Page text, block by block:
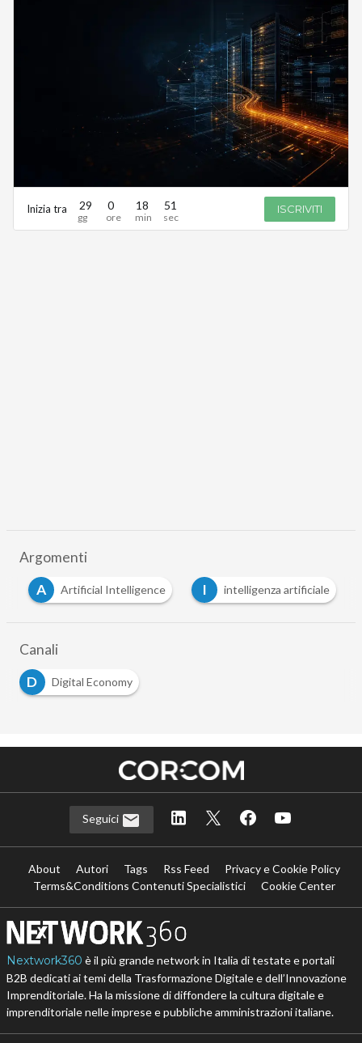
Inizia tra 29 0 18 51 ISCRIVITI
Argomenti
A Artificial Intelligence I intelligenza artificiale
Canali
D
Digital Economy
Seguici
About Autori Tags Rss Feed
Privacy e Cookie Policy
Terms&Conditions Contenuti Specialistici
Cookie Center
Nextwork360 è il più grande network in Italia di testate e portali
B2B dedicati ai temi della Trasformazione Digitale e dell’Innovazione
Imprenditoriale. Ha la missione di diffondere la cultura digitale e
imprenditoriale nelle imprese e pubbliche amministrazioni italiane.